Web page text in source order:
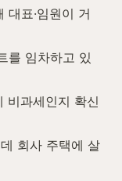
대표·임원이 거
를 임차하고 있
비과세인지 확신
회사 주택에 살